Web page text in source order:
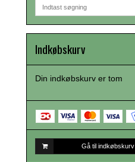
Indkøbskurv
Din indkøbskurv er tom
Gå til indkøbskurv